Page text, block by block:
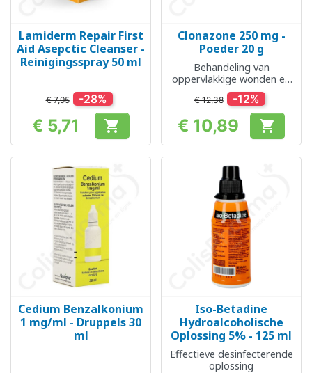
Lamiderm Repair First
Aid Asepctic Cleanser -
Reinigingsspray 50 ml
€ 7,95 -28%
Prijs
€ 5,71 
Clonazone 250 mg -
Poeder 20 g
Behandeling van
oppervlakkige wonden en
desinfectie
€ 12,38 -12%
Prijs
€ 10,89 
Cedium Benzalkonium
1 mg/ml - Druppels 30
ml
Iso-Betadine
Hydroalcoholische
Oplossing 5% - 125 ml
Effectieve desinfecterende
oplossing